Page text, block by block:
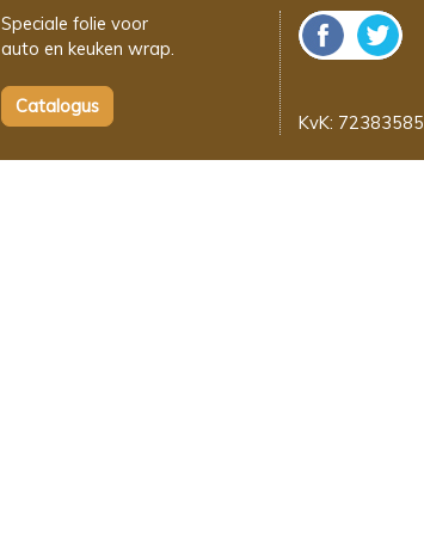
Speciale folie voor
auto en keuken wrap.
KvK: 72383585